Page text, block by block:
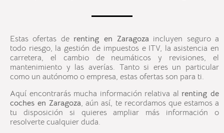
Estas ofertas de renting en Zaragozaincluyen seguro a
todo riesgo, la gestión de impuestos e ITV, la asistencia en
carretera, el cambio de neumáticos y revisiones, el
mantenimiento y las averías. Tanto si eres un particular
como un autónomo o empresa, estas ofertas son para ti.
Aquí encontrarás mucha información relativa al renting de
coches en Zaragoza, aún así, te recordamos que estamos a
tu disposición si quieres ampliar más información o
resolverte cualquier duda.